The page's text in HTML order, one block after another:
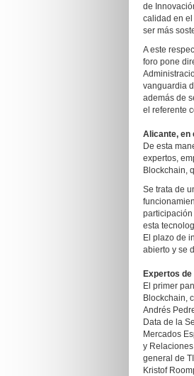
de
calidad en
ser más
A este
foro pone
vanguardia
además de
el referente
Alicante, en
De esta
expertos,
Blockchain,
Se trata de
participación
esta
El plazo de
abierto y se
Expertos
El primer
Blockchain,
Andrés
Data de la
Mercados
y
general de
Kristof